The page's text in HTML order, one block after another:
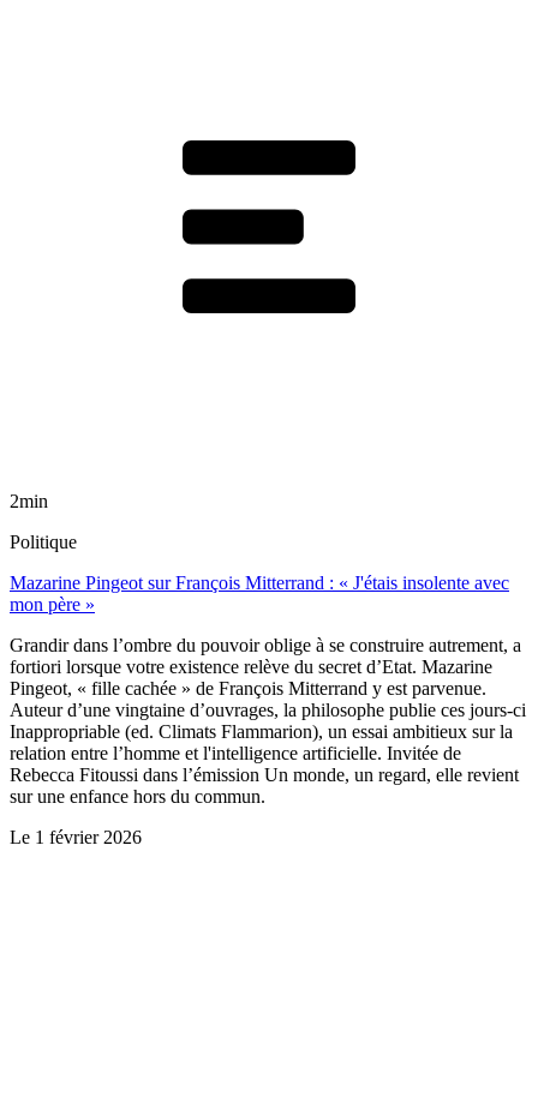
2min
Politique
Mazarine Pingeot sur François Mitterrand : « J'étais insolente avec
mon père »
Grandir dans l’ombre du pouvoir oblige à se construire autrement, a
fortiori lorsque votre existence relève du secret d’Etat. Mazarine
Pingeot, « fille cachée » de François Mitterrand y est parvenue.
Auteur d’une vingtaine d’ouvrages, la philosophe publie ces jours-ci
Inappropriable (ed. Climats Flammarion), un essai ambitieux sur la
relation entre l’homme et l'intelligence artificielle. Invitée de
Rebecca Fitoussi dans l’émission Un monde, un regard, elle revient
sur une enfance hors du commun.
Le 1 février 2026